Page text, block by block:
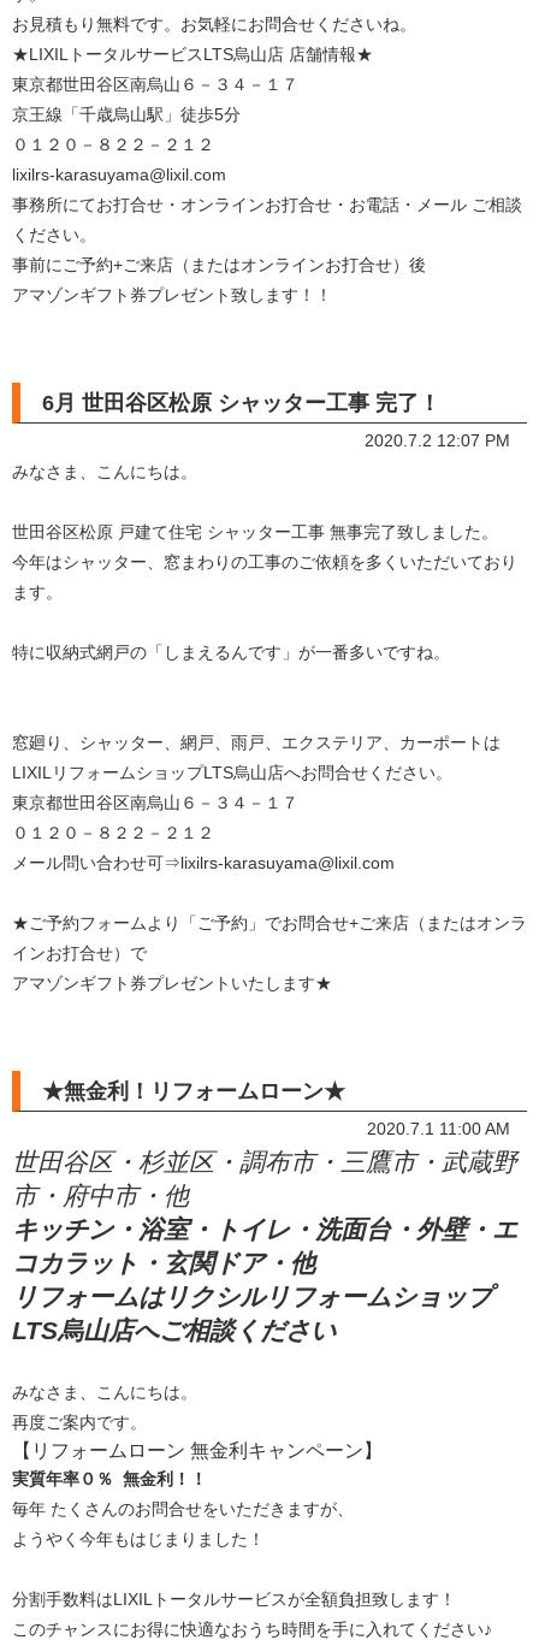
お見積もり無料です。お気軽にお問合せくださいね。
★LIXILトータルサービスLTS烏山店 店舗情報★
東京都世田谷区南烏山６－３４－１７
京王線「千歳烏山駅」徒歩5分
０１２０－８２２－２１２
lixilrs-karasuyama@lixil.com
事務所にてお打合せ・オンラインお打合せ・お電話・メール ご相談
ください。
事前にご予約+ご来店（またはオンラインお打合せ）後
アマゾンギフト券プレゼント致します！！
6月 世田谷区松原 シャッター工事 完了！
2020.7.2 12:07 PM
みなさま、こんにちは。
世田谷区松原 戸建て住宅 シャッター工事 無事完了致しました。
今年はシャッター、窓まわりの工事のご依頼を多くいただいており
ます。
特に収納式網戸の「しまえるんです」が一番多いですね。
窓廻り、シャッター、網戸、雨戸、エクステリア、カーポートは
LIXILリフォームショップLTS烏山店へお問合せください。
東京都世田谷区南烏山６－３４－１７
０１２０－８２２－２１２
メール問い合わせ可⇒lixilrs-karasuyama@lixil.com
★ご予約フォームより「ご予約」でお問合せ+ご来店（またはオンラ
インお打合せ）で
アマゾンギフト券プレゼントいたします★
★無金利！リフォームローン★
2020.7.1 11:00 AM
世田谷区・杉並区・調布市・三鷹市・武蔵野
市・府中市・他
キッチン・浴室・トイレ・洗面台・外壁・エ
コカラット・玄関ドア・他
リフォームはリクシルリフォームショップ
LTS烏山店へご相談ください
みなさま、こんにちは。
再度ご案内です。
【リフォームローン 無金利キャンペーン】
実質年率０％ 無金利！！
毎年 たくさんのお問合せをいただきますが、
ようやく今年もはじまりました！
分割手数料はLIXILトータルサービスが全額負担致します！
このチャンスにお得に快適なおうち時間を手に入れてください♪